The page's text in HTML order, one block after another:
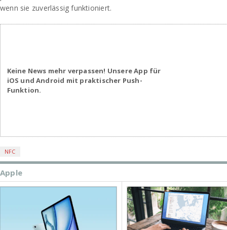
wenn sie zuverlässig funktioniert.
Keine News mehr verpassen! Unsere App für
iOS und Android mit praktischer Push-
Funktion.
NFC
Apple